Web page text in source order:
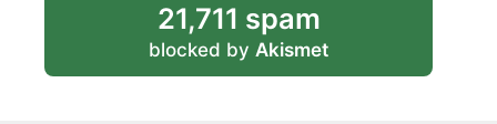
21,711 spam
blocked by Akismet